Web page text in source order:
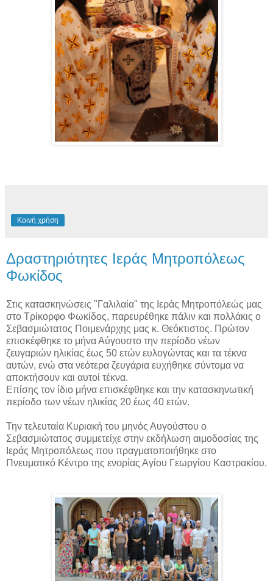
Κοινή χρήση
Δραστηριότητες Ιεράς Μητροπόλεως
Φωκίδος
Στις κατασκηνώσεις "Γαλιλαία" της Ιεράς Μητροπόλεώς μας
στο Τρίκορφο Φωκίδος, παρευρέθηκε πάλιν και πολλάκις ο
Σεβασμιώτατος Ποιμενάρχης μας κ. Θεόκτιστος. Πρώτον
επισκέφθηκε το μήνα Αύγουστο την περίοδο νέων
ζευγαριών ηλικίας έως 50 ετών ευλογώντας και τα τέκνα
αυτών, ενώ στα νεότερα ζευγάρια ευχήθηκε σύντομα να
αποκτήσουν και αυτοί τέκνα.
Επίσης τον ίδιο μήνα επισκέφθηκε και την κατασκηνωτική
περίοδο των νέων ηλικίας 20 έως 40 ετών.
Την τελευταία Κυριακή του μηνός Αυγούστου ο
Σεβασμιώτατος συμμετείχε στην εκδήλωση αιμοδοσίας της
Ιεράς Μητροπόλεως που πραγματοποιήθηκε στο
Πνευματικό Κέντρο της ενορίας Αγίου Γεωργίου Καστρακίου.